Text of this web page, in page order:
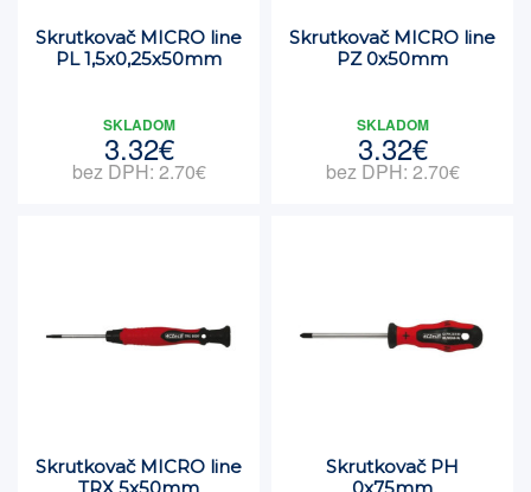
Skrutkovač MICRO line
PL 1,5x0,25x50mm
SKLADOM
3.32€
bez DPH: 2.70€
Skrutkovač MICRO line
PZ 0x50mm
SKLADOM
3.32€
bez DPH: 2.70€
Skrutkovač MICRO line
Skrutkovač PH